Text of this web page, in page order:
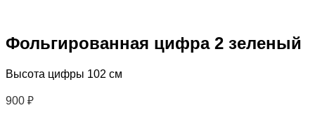
Фольгированная цифра 2 зеленый
Высота цифры 102 см
900 ₽